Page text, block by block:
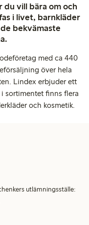
vill bära om och
i livet, barnkläder
bekvämaste
med ca 440
över hela
Lindex erbjuder ett
sortimentet finns flera
och kosmetik.
utlämningsställe: